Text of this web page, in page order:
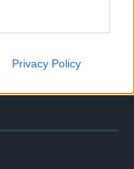
Privacy Policy